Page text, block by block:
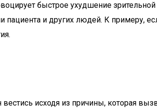
быстрое ухудшение
пациента и других людей. К
исходя из причины, которая